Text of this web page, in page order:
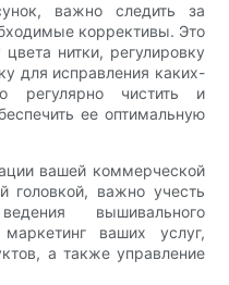
важно следить за
коррективы. Это
нитки, регулировку
для исправления каких-
регулярно чистить и
ее оптимальную
вашей коммерческой
важно учесть
вышивального
ваших услуг,
а также управление